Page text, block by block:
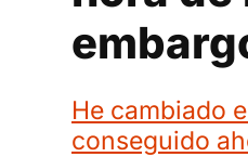
He cambiado
conseguido